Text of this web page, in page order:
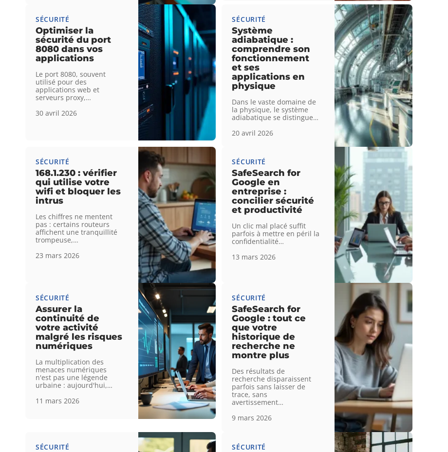
SÉCURITÉ
Optimiser la
sécurité du port
8080 dans vos
applications
Le port 8080, souvent
utilisé pour des
applications web et
serveurs proxy,…
30 avril 2026
SÉCURITÉ
Système
adiabatique :
comprendre son
fonctionnement
et ses
applications en
physique
Dans le vaste domaine de
la physique, le système
adiabatique se distingue…
20 avril 2026
SÉCURITÉ
168.1.230 : vérifier
qui utilise votre
wifi et bloquer les
intrus
Les chiffres ne mentent
pas : certains routeurs
affichent une tranquillité
trompeuse,…
23 mars 2026
SÉCURITÉ
SafeSearch for
Google en
entreprise :
concilier sécurité
et productivité
Un clic mal placé suffit
parfois à mettre en péril la
confidentialité…
13 mars 2026
SÉCURITÉ
Assurer la
continuité de
votre activité
malgré les risques
numériques
La multiplication des
menaces numériques
n'est pas une légende
urbaine : aujourd'hui,…
11 mars 2026
SÉCURITÉ
SafeSearch for
Google : tout ce
que votre
historique de
recherche ne
montre plus
Des résultats de
recherche disparaissent
parfois sans laisser de
trace, sans
avertissement…
9 mars 2026
SÉCURITÉ SÉCURITÉ